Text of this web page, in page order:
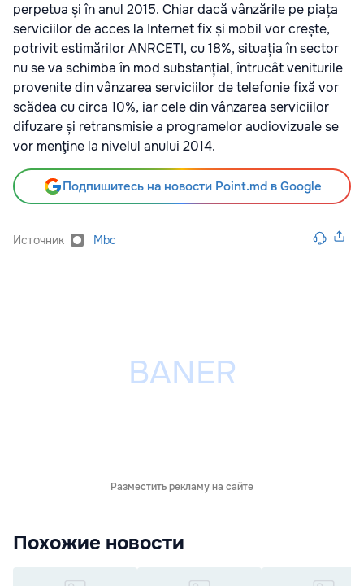
perpetua şi în anul 2015. Chiar dacă vânzările pe piața
serviciilor de acces la Internet fix și mobil vor crește,
potrivit estimărilor ANRCETI, cu 18%, situația în sector
nu se va schimba în mod substanțial, întrucât veniturile
provenite din vânzarea serviciilor de telefonie fixă vor
scădea cu circa 10%, iar cele din vânzarea serviciilor
difuzare și retransmisie a programelor audiovizuale se
vor menţine la nivelul anului 2014.
Подпишитесь на новости Point.md в Google
Источник Mbc
Разместить рекламу на сайте
Похожие новости